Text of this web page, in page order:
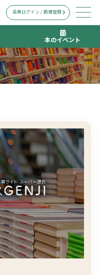
本のイベント
会員ログイン / 新規登録